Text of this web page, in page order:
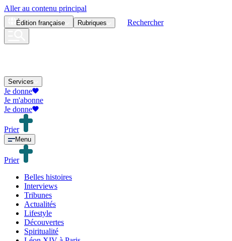
Aller au contenu principal
Édition française Rubriques Rechercher
Services
Je donne
Je m'abonne
Je donne
Prier
Menu
Prier
Belles histoires
Interviews
Tribunes
Actualités
Lifestyle
Découvertes
Spiritualité